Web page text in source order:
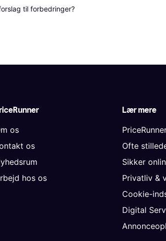
til forbedringer?
os
os
hos os
Lær mere
Ofte
Sikker
Privatliv &
Cookie-
Digital